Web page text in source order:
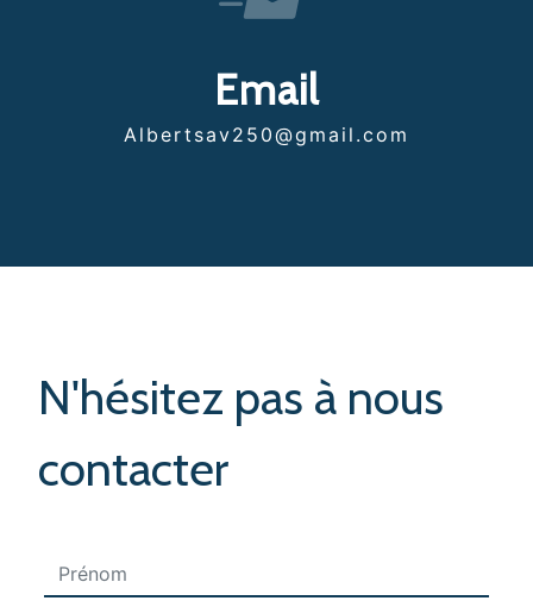
Email
albertsav250@gmail.com
N'hésitez pas à nous
contacter